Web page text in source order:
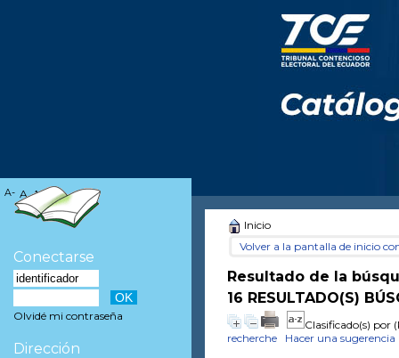
Inicio
Volver a la pantalla de inicio
Resultado de la
16 RESULTADO(S)
Clasificado(s) por
recherche
Hacer una sugerencia
A- A A+
Conectarse
Olvidé mi contraseña
Dirección